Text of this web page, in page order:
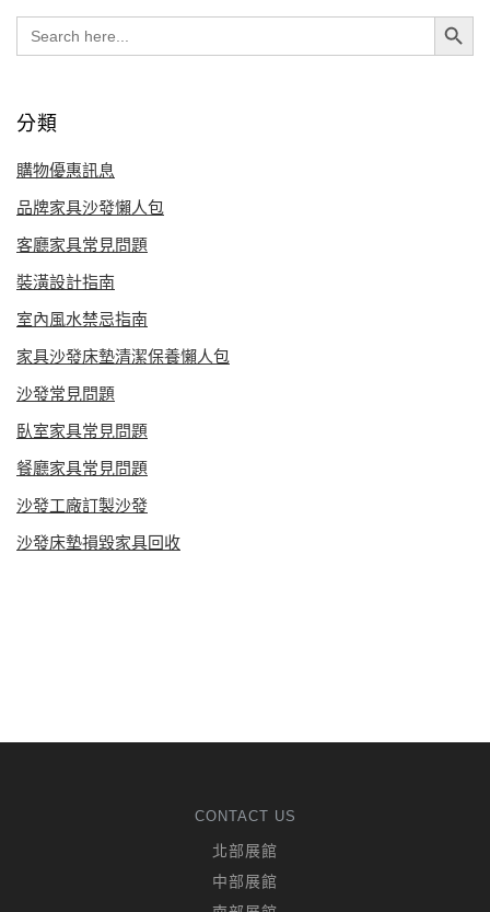
Search
for:
Search Button
分類
購物優惠訊息
品牌家具沙發懶人包
客廳家具常見問題
裝潢設計指南
室內風水禁忌指南
家具沙發床墊清潔保養懶人包
沙發常見問題
臥室家具常見問題
餐廳家具常見問題
沙發工廠訂製沙發
沙發床墊損毀家具回收
CONTACT US
北部展館
中部展館